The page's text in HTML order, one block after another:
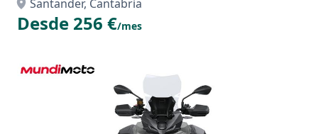
Santander, Cantabria
Desde 256 €/mes